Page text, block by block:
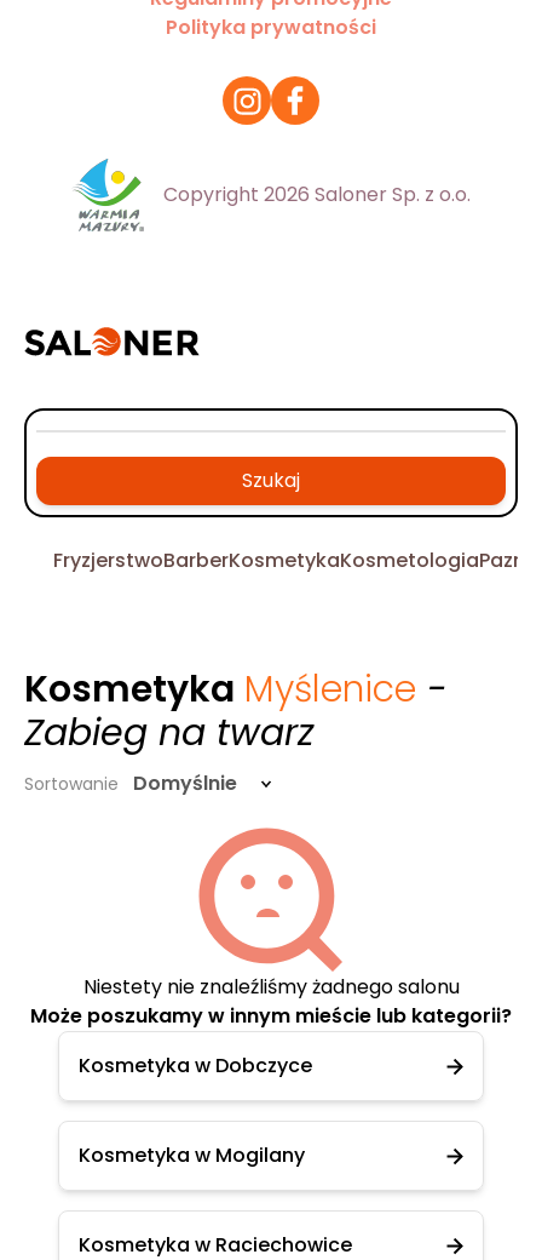
Polityka prywatności
Copyright 2026 Saloner Sp. z o.o.
Szukaj
FryzjerstwoBarberKosmetykaKosmetologia
Kosmetyka Myślenice -
Zabieg na twarz
Sortowanie Domyślnie
Niestety nie znaleźliśmy żadnego salonu
Może poszukamy w innym mieście lub kategorii?
Kosmetyka w Dobczyce
Kosmetyka w Mogilany
Kosmetyka w Raciechowice